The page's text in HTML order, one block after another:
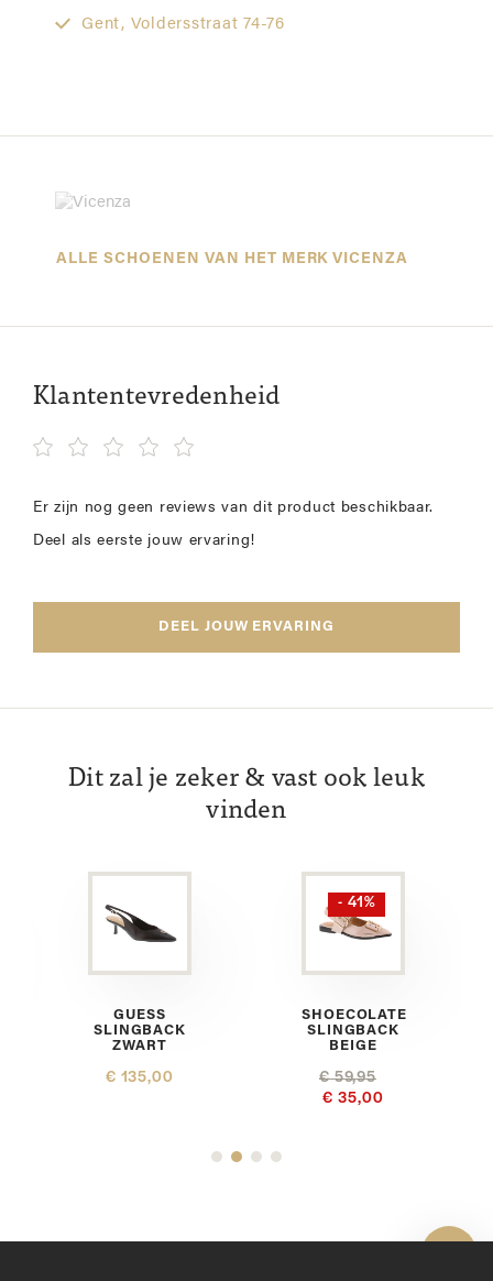
Gent, Voldersstraat 74-76
ALLE SCHOENEN VAN HET MERK VICENZA
Klantentevredenheid
Er zijn nog geen reviews van dit product beschikbaar.
Deel als eerste jouw ervaring!
DEEL JOUW ERVARING
Dit zal je zeker & vast ook leuk
vinden
GUESS
SLINGBACK
ZWART
€ 135,00
- 41%
SHOECOLATE
SLINGBACK
BEIGE
€ 59,95
€ 35,00